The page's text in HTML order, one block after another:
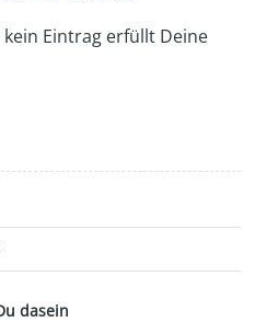
Eintrag erfüllt Deine
dasein